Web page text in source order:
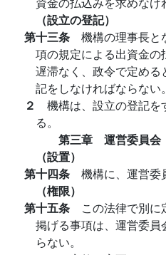
（設立の登記）
第十三条 機構の理事長と
項の規定による出資金の
遅滞なく、政令で定め
記をしなければならない。
２ 機構は、設立の登記
る。
第三章 運営委員会
（設置）
第十四条 機構に、運営委
（権限）
第十五条 この法律で別
掲げる事項は、運営委
らない。